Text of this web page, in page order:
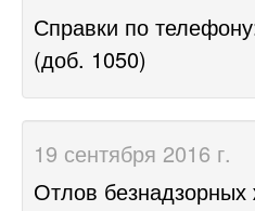
Справки по
(доб. 1050)
19 сентября 2016 г.
Отлов